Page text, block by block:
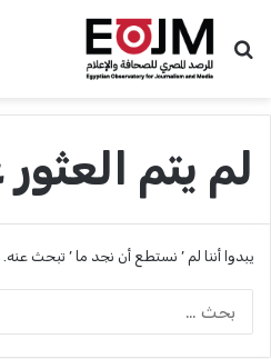
بحث عن
لم يتم
يبدوا أننا لم ’ نستطع أن نجد ما ’ تبحث